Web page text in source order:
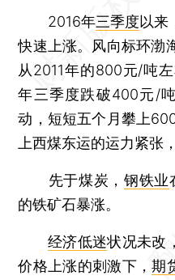
2016年三季度以来
快速上涨。风向标环渤
从2011年的800元/吨
年三季度跌破400元/
动，短短五个月攀上
上西煤东运的运力紧张
先于煤炭，钢铁业
的铁矿石暴涨。
经济低迷状况未改
价格上涨的刺激下，期